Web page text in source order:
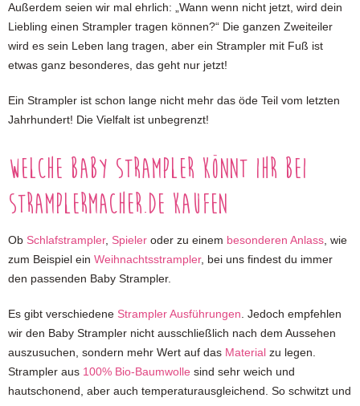
Außerdem seien wir mal ehrlich: „Wann wenn nicht jetzt, wird dein
Liebling einen Strampler tragen können?“ Die ganzen Zweiteiler
wird es sein Leben lang tragen, aber ein Strampler mit Fuß ist
etwas ganz besonderes, das geht nur jetzt!
Ein Strampler ist schon lange nicht mehr das öde Teil vom letzten
Jahrhundert! Die Vielfalt ist unbegrenzt!
Welche Baby Strampler könnt ihr bei
stramplermacher.de kaufen
Ob Schlafstrampler, Spieler oder zu einem besonderen Anlass , wie
zum Beispiel ein Weihnachtsstrampler, bei uns findest du immer
den passenden Baby Strampler.
Es gibt verschiedene Strampler Ausführungen . Jedoch empfehlen
wir den Baby Strampler nicht ausschließlich nach dem Aussehen
auszusuchen, sondern mehr Wert auf das Material zu legen.
Strampler aus 100% Bio-Baumwolle sind sehr weich und
hautschonend, aber auch temperaturausgleichend. So schwitzt und